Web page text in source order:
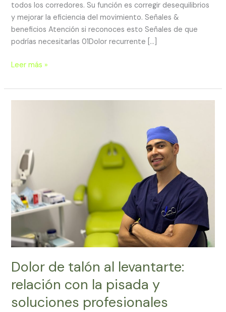
todos los corredores. Su función es corregir desequilibrios
y mejorar la eficiencia del movimiento. Señales &
beneficios Atención si reconoces esto Señales de que
podrías necesitarlas 01Dolor recurrente […]
Leer más »
Dolor de talón al levantarte:
relación con la pisada y
soluciones profesionales
levantarte:
relación
con
la
pisada
y
profesionales